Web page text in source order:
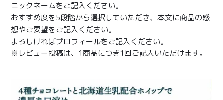
toroa夏のアウトレッ
紅茶toroaTeaギフト
お誕生日セット
手さげ袋
ニックネームをご記入ください。
おすすめ度を5段階から選択していただき、本文に商品の感
想やご要望をご記入ください。
よろしければプロフィールをご記入ください。
※レビュー投稿は、1商品につき1回ご記入いただけます。